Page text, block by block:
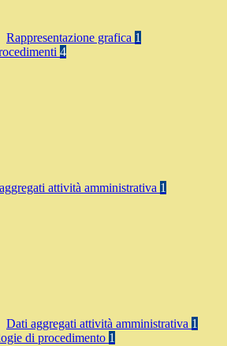
Rappresentazione grafica 1
4
attività amministrativa 1
Dati aggregati attività amministrativa 1
di procedimento 1